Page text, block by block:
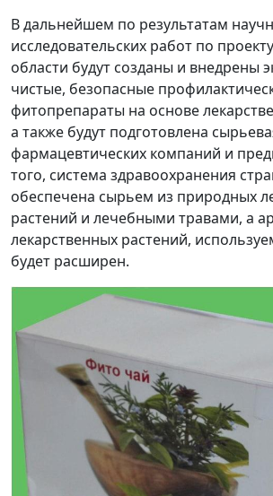
В дальнейшем по результатам
исследовательских работ по
области будут созданы и внедрены
чистые, безопасные
фитопрепараты на основе
а также будут подготовлена
фармацевтических компаний и
того, система здравоохранения
обеспечена сырьем из природных
растений и лечебными травами, а
лекарственных растений,
будет расширен.